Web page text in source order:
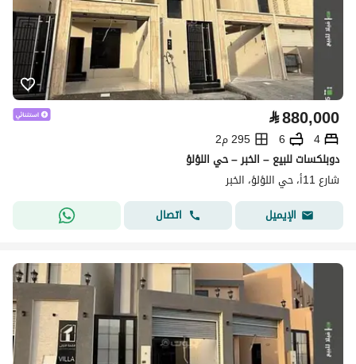
⃁880,000
4
6
295 م2
دوبلكسات للبيع – الخبر – حي اللؤلؤ
شارع 11أ، حي اللؤلؤ، الخبر
الإيميل
اتصال